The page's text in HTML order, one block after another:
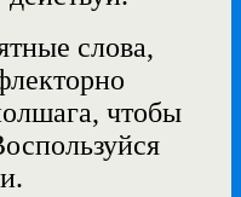
слова,
чтобы